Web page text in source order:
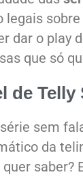
legais sobre
dar o play
que só
de Telly
sem
da